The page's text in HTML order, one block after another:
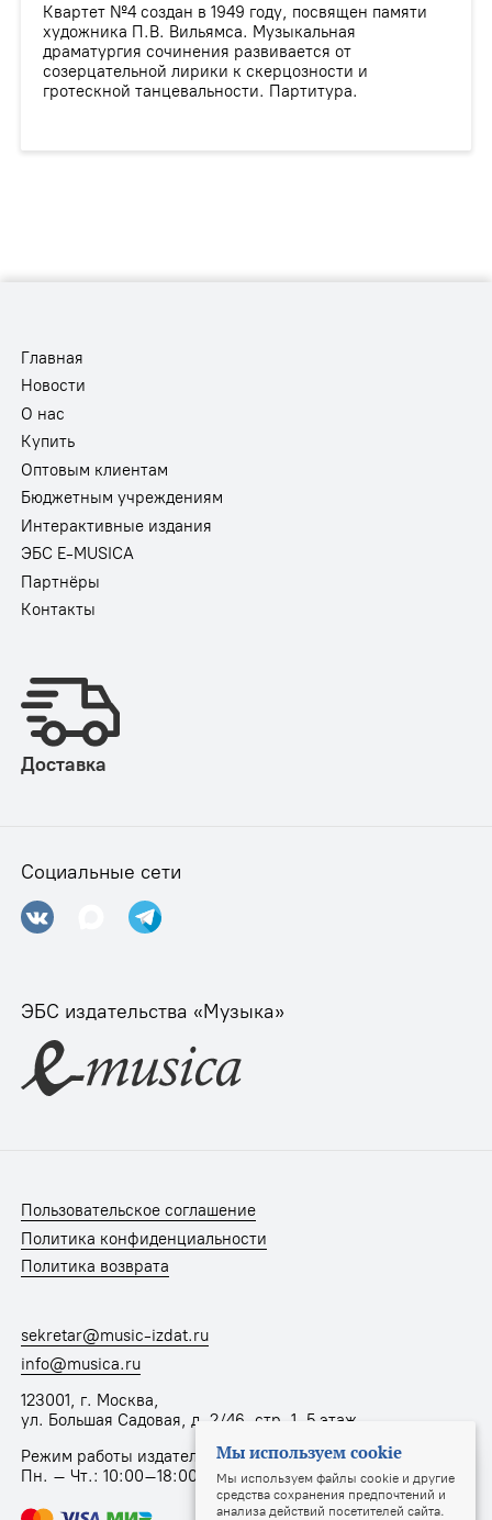
Квартет №4 создан в 1949 году, посвящен памяти
художника П.В. Вильямса. Музыкальная
драматургия сочинения развивается от
созерцательной лирики к скерцозности и
гротескной танцевальности. Партитура.
Главная
Новости
О нас
Купить
Оптовым клиентам
Бюджетным учреждениям
Интерактивные издания
ЭБС E-MUSICA
Партнёры
Контакты
Доставка
Социальные сети
ЭБС издательства «Музыка»
Пользовательское соглашение
Политика конфиденциальности
Политика возврата
sekretar@music-izdat.ru
info@musica.ru
123001, г. Москва,
ул. Большая Садовая, д. 2/46, стр. 1, 5 этаж
Режим работы издательства:
Пн. – Чт.: 10:00–18:00, Пт.: 10:00–17:00
Мы используем cookie
Мы используем файлы cookie и другие
средства сохранения предпочтений и
анализа действий посетителей сайта.